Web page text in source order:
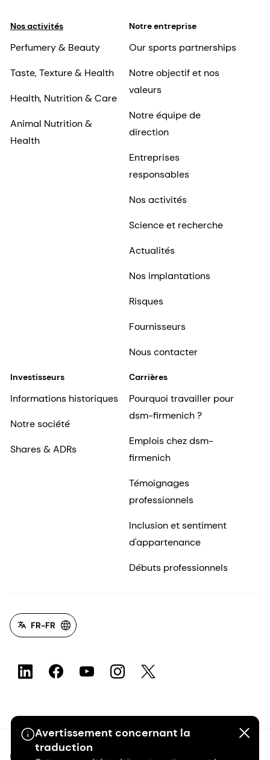
Avertissement concernant la
traduction
Nos activités
Perfumery & Beauty
Taste, Texture & Health
Health, Nutrition & Care
Animal Nutrition &
Health
Notre entreprise
Our sports partnerships
Notre objectif et nos
valeurs
Notre équipe de
direction
Entreprises
responsables
Nos activités
Science et recherche
Actualités
Nos implantations
Risques
Fournisseurs
Nous contacter
Investisseurs
Informations historiques
Notre société
Shares & ADRs
Carrières
Pourquoi travailler pour
dsm-firmenich ?
Emplois chez dsm-
firmenich
Témoignages
professionnels
Inclusion et sentiment
d'appartenance
Débuts professionnels
FR-FR
©2026 dsm-firmenich. Tous droits réservés.